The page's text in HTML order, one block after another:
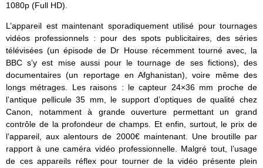
1080p (Full HD).
L’appareil est maintenant sporadiquement utilisé pour tournages
vidéos professionnels : pour des spots publicitaires, des séries
télévisées (un épisode de Dr House récemment tourné avec, la
BBC s’y est mise aussi pour le tournage de ses fictions), des
documentaires (un reportage en Afghanistan), voire même des
longs métrages. Les raisons : le capteur 24×36 mm proche de
l’antique pellicule 35 mm, le support d’optiques de qualité chez
Canon, notamment à grande ouverture permettant un grand
contrôle de la profondeur de champs. Et enfin, surtout, le prix de
l’appareil, aux alentours de 2000€ maintenant. Une broutille par
rapport à une caméra vidéo professionnelle. Malgré tout, l’usage
de ces appareils réflex pour tourner de la vidéo présente plein